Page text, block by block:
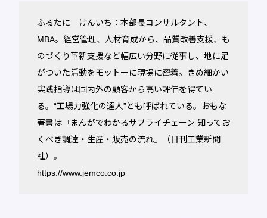
ふるたに けんいち：本部長コンサルタント、
MBA。経営管理、人材育成から、品質改善支援、も
のづくり革新支援など幅広い分野に従事し、地に足
がついた活動をモットーに現場に密着。きめ細かい
実践指導は国内外の顧客から高い評価を得てい
る。“工場力強化の達人”とも呼ばれている。おもな
著書は『まんがでわかるサプライチェーン 知ってお
くべき調達・生産・販売の流れ』（日刊工業新聞
社）。
https://www.jemco.co.jp